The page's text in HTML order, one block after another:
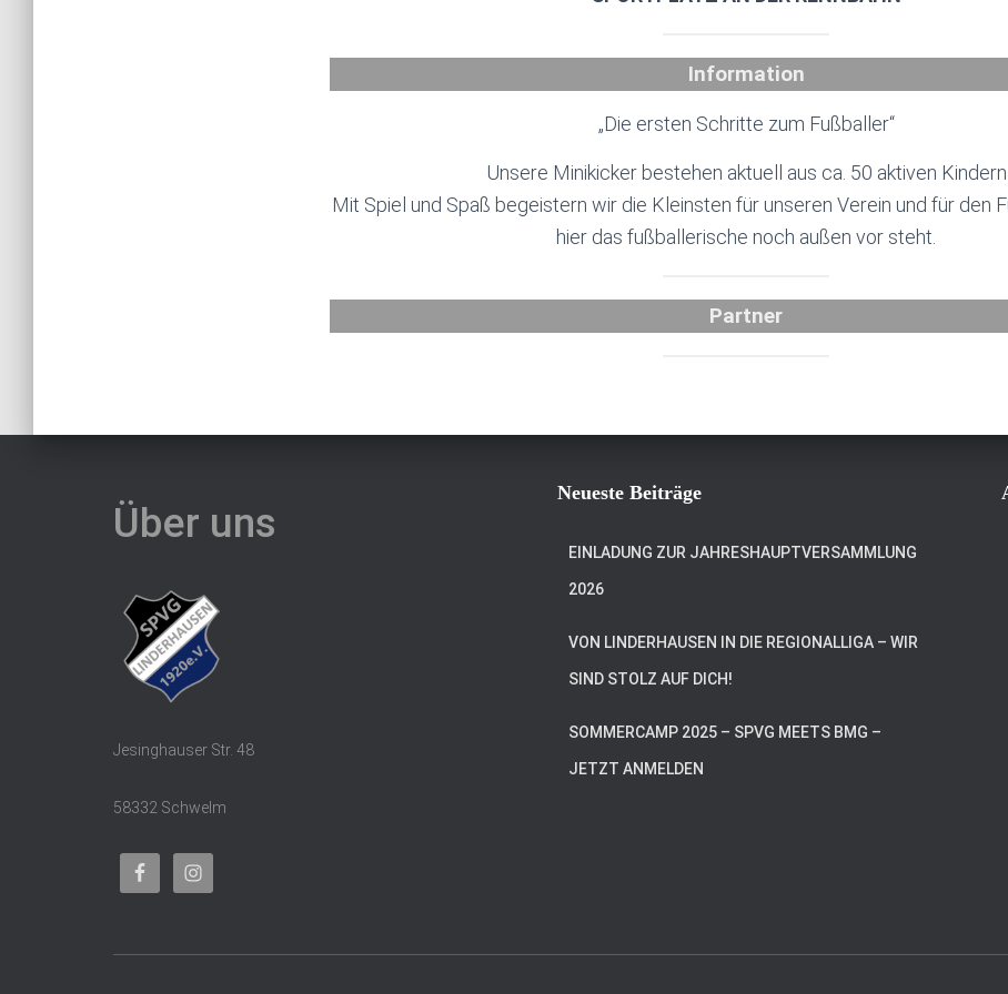
Information
„Die ersten Schritte zum Fußballer“
Unsere Minikicker bestehen aktuell aus ca. 50 aktiven Kindern
Mit Spiel und Spaß begeistern wir die Kleinsten für unseren Verein und für den
hier das fußballerische noch außen vor steht.
Partner
Über uns
Jesinghauser Str. 48
58332 Schwelm
Neueste Beiträge
EINLADUNG ZUR JAHRESHAUPTVERSAMMLUNG
2026
VON LINDERHAUSEN IN DIE REGIONALLIGA – WIR
SIND STOLZ AUF DICH!
SOMMERCAMP 2025 – SPVG MEETS BMG –
JETZT ANMELDEN